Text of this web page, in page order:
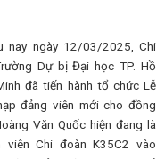
nay ngày 12/03/2025, Chi
Dự bị Đại học TP. Hồ
đã tiến hành tổ chức Lễ
đảng viên mới cho đồng
Văn Quốc hiện đang là
viên Chi đoàn K35C2 vào